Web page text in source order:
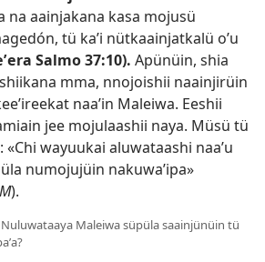
na aainjakana kasa mojusü
tü kaʼi nütkaainjatkalü oʼu
Salmo 37:10). Apünüin, shia
mma, nnojoishii naainjirüin
naaʼin Maleiwa. Eeshii
jee mojulaashii naya. Müsü tü
wayuukai aluwataashi naaʼu
numojujüin nakuwaʼipa»
).
Maleiwa süpüla saainjünüin tü